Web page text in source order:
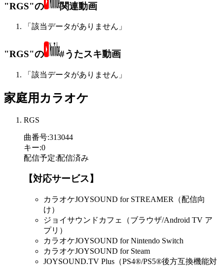
"RGS"の 関連動画
「該当データがありません」
"RGS"の #うたスキ動画
「該当データがありません」
家庭用カラオケ
RGS
曲番号:313044
キー:0
配信予定:配信済み
【対応サービス】
カラオケJOYSOUND for STREAMER（配信向
け）
ジョイサウンドカフェ（ブラウザ/Android TV ア
プリ）
カラオケJOYSOUND for Nintendo Switch
カラオケJOYSOUND for Steam
JOYSOUND.TV Plus（PS4®/PS5®後方互換機能対